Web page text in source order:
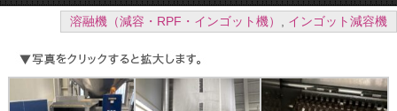
溶融機（減容・RPF・インゴット機） , インゴット減容機